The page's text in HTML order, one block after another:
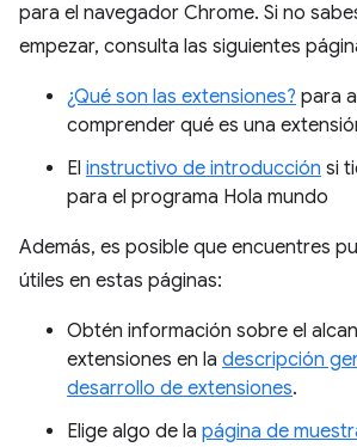
para el navegador Chrome. Si no
empezar, consulta las siguientes
¿Qué son las extensiones? para
comprender qué es una
El instructivo de introducción si
para el programa Hola mundo
Además, es posible que encuentres
útiles en estas páginas:
Obtén información sobre el
extensiones en la descripción
desarrollo de extensiones.
Elige algo de la página de